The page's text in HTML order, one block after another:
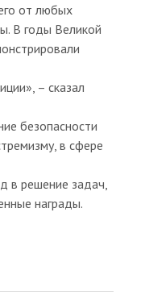
от любых
В годы Великой
– сказал
безопасности
в сфере
в решение задач,
награды.